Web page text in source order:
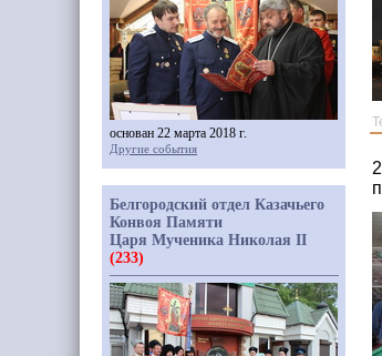
основан 22 марта 2018 г.
Другие события
Белгородский отдел Казачьего
Конвоя Памяти
Царя Мученика Николая II
(233)